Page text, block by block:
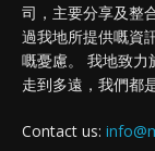
司，主要分享及整
過我地所提供嘅資
嘅憂慮。 我地致力
走到多遠，我們都
Contact us: